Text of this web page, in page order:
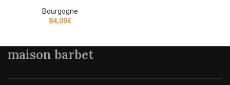
Bourgogne
84,00€
maison barbet